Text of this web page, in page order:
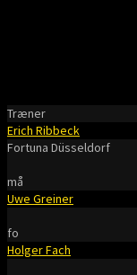
Træner
Erich Ribbeck
Fortuna Düsseldorf
må
Uwe Greiner
fo
Holger Fach